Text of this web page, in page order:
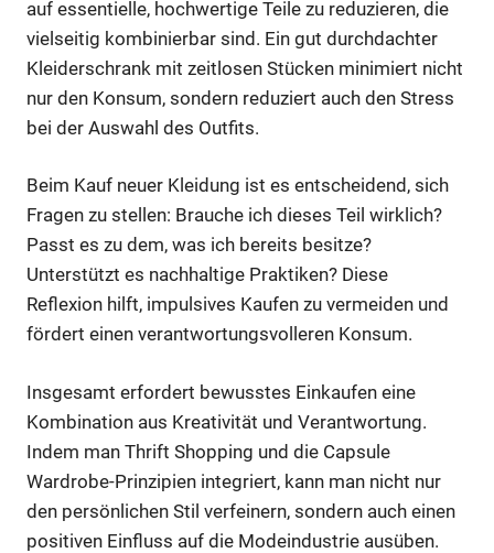
auf essentielle, hochwertige Teile zu reduzieren, die
vielseitig kombinierbar sind. Ein gut durchdachter
Kleiderschrank mit zeitlosen Stücken minimiert nicht
nur den Konsum, sondern reduziert auch den Stress
bei der Auswahl des Outfits.
Beim Kauf neuer Kleidung ist es entscheidend, sich
Fragen zu stellen: Brauche ich dieses Teil wirklich?
Passt es zu dem, was ich bereits besitze?
Unterstützt es nachhaltige Praktiken? Diese
Reflexion hilft, impulsives Kaufen zu vermeiden und
fördert einen verantwortungsvolleren Konsum.
Insgesamt erfordert bewusstes Einkaufen eine
Kombination aus Kreativität und Verantwortung.
Indem man Thrift Shopping und die Capsule
Wardrobe-Prinzipien integriert, kann man nicht nur
den persönlichen Stil verfeinern, sondern auch einen
positiven Einfluss auf die Modeindustrie ausüben.